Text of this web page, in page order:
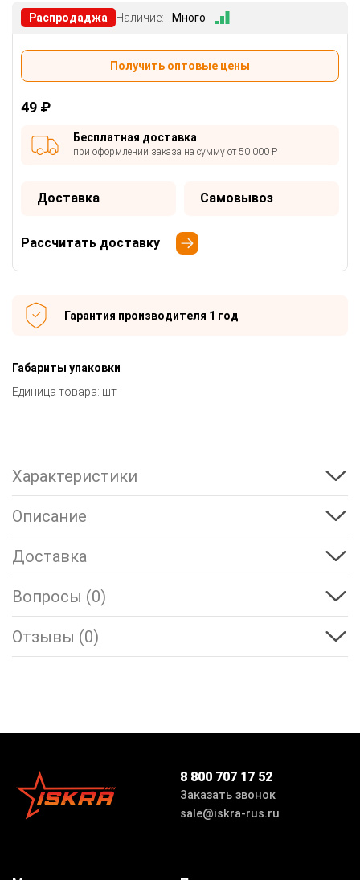
Распродаджа Наличие: Много
Получить оптовые цены
49 ₽
Бесплатная доставка
при оформлении заказа на сумму от 50 000 ₽
Доставка Самовывоз
Рассчитать доставку
Гарантия производителя 1 год
Габариты упаковки
Единица товара: шт
Характеристики
Описание
Доставка
Вопросы (0)
Отзывы (0)
8 800 707 17 52
Заказать звонок
sale@iskra-rus.ru